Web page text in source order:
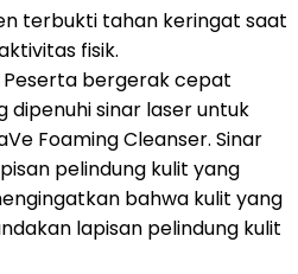
terbukti tahan keringat saat
fisik.
Peserta bergerak cepat
dipenuhi sinar laser untuk
Foaming Cleanser. Sinar
pelindung kulit yang
bahwa kulit yang
lapisan pelindung kulit